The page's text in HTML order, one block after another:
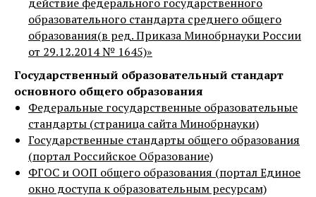
образовательного стандарта среднего общего
образования(в ред. Приказа Минобрнауки России
от 29.12.2014 № 1645)»
Государственный образовательный стандарт
основного общего образования
Федеральные государственные образовательные
стандарты (страница сайта Минобрнауки)
Государственные стандарты общего образования
(портал Российское Образование)
ФГОС и ООП общего образования (портал Единое
окно доступа к образовательным ресурсам)